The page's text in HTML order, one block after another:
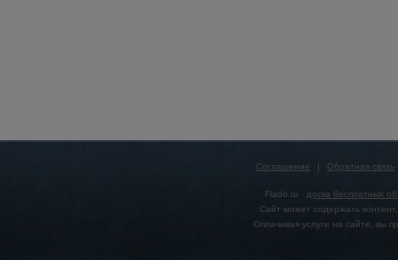
Соглашение | Обратная связь
Flado.ru - доска бесплатных
Сайт может содержать
Оплачивая услуги на сайте, вы